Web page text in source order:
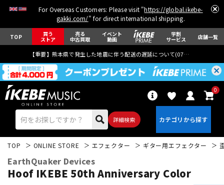
For Overseas Customers: Please visit "https://global.ikebe-
gakki.com/" for direct international shipping.
TOP 買う
ストア
売る
中古買取
イベント
動画
学割
サービス 店舗一覧
【重要】熊本県で発生した地震に伴う配送の遅延について(07月29日
詳細検索
0
TOP ONLINE STORE エフェクター ギター用エフェクター
EarthQuaker Devices
Hoof IKEBE 50th Anniversary Color